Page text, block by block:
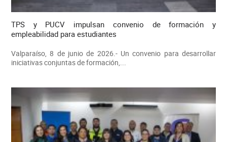
TPS y PUCV impulsan convenio de formación y
empleabilidad para estudiantes
Valparaíso, 8 de junio de 2026.- Un convenio para desarrollar
iniciativas conjuntas de formación,...